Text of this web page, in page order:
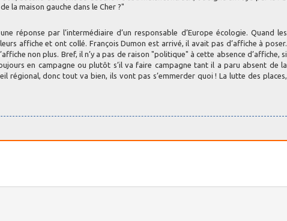
la maison gauche dans le Cher ?"
réponse par l’intermédiaire d’un responsable d’Europe écologie. Quand les
affiche et ont collé. François Dumon est arrivé, il avait pas d’affiche à poser.
non plus. Bref, il n’y a pas de raison "politique" à cette absence d’affiche, si
en campagne ou plutôt s’il va faire campagne tant il a paru absent de la
régional, donc tout va bien, ils vont pas s’emmerder quoi ! La lutte des places,